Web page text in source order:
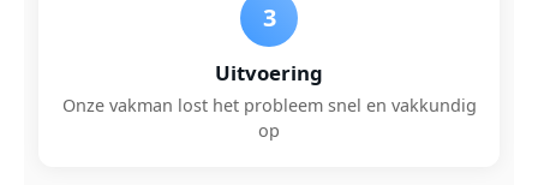
3
Uitvoering
Onze vakman lost het probleem snel en vakkundig
op